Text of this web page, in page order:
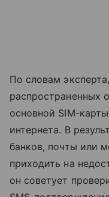
По словам
распространенных
основной SIM-
интернета. В
банков, почты или
приходить на
он советует